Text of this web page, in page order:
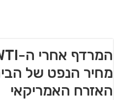
מחיר הנפט של
האזרח האמריקאי